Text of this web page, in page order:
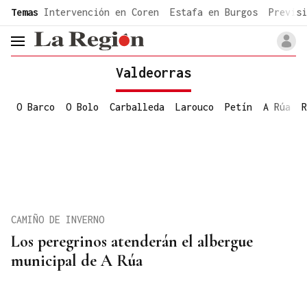
common.go-to-content
Temas Intervención en Coren Estafa en Burgos
header.menu.open
Valdeorras
O Barco O Bolo Carballeda Larouco Petín A Rúa
Los peregrinos atenderán el albergue
municipal de A Rúa
CAMIÑO DE INVERNO